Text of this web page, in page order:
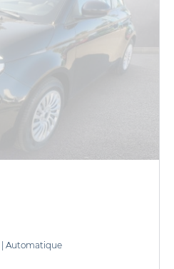
| Automatique